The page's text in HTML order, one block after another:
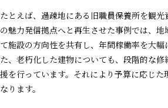
たとえば、過疎地にある旧職員保養所を観
の魅力発信拠点へと再生させた事例では、地
て施設の方向性を共有し、年間稼働率を大幅
た、老朽化した建物についても、段階的な
援を行っています。それにより予算に応じた
なります。